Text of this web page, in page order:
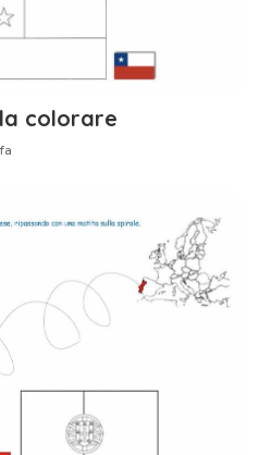
colorare